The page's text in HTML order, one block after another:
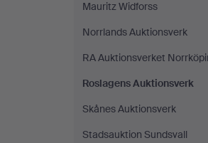
Mauritz Widforss
Norrlands Auktionsverk
RA Auktionsverket
Roslagens Auktionsverk
Skånes Auktionsverk
Stadsauktion Sundsvall